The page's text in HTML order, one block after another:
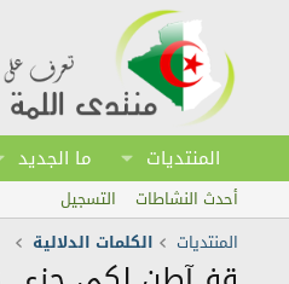
المنتديات ما الجديد
أحدث النشاطات
التسجيل
المنتديات
الكلمات الدلالية